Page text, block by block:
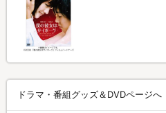
ドラマ・番組グッズ＆DVDページへ